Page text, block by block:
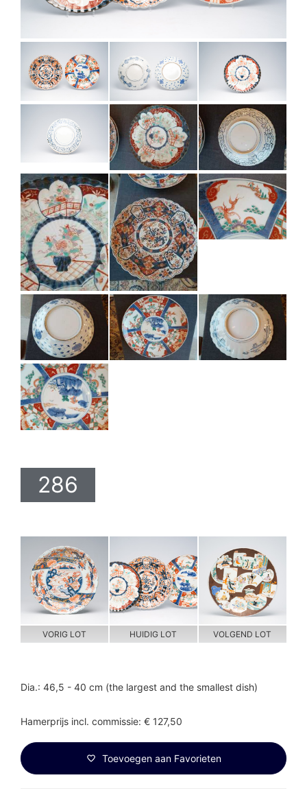
286
VORIG LOT HUIDIG LOT VOLGEND LOT
Dia.: 46,5 - 40 cm (the largest and the smallest dish)
Hamerprijs incl. commissie: € 127,50
Toevoegen aan Favorieten